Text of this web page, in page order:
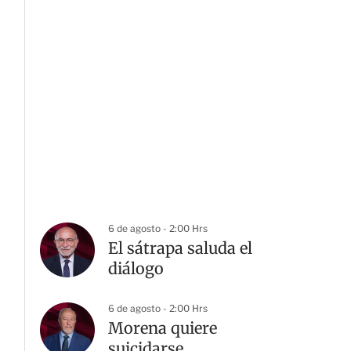
6 de agosto - 2:00 Hrs
El sátrapa saluda el
diálogo
6 de agosto - 2:00 Hrs
Morena quiere